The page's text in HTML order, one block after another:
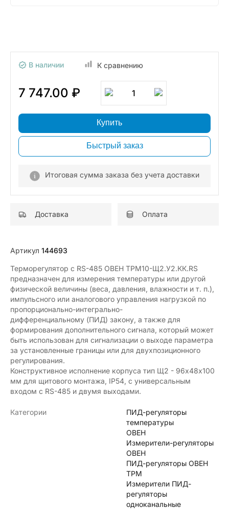
В наличии К сравнению
7 747.00 ₽ 1
Купить
Быстрый заказ
Итоговая сумма заказа без учета доставки
Доставка Оплата
Артикул 144693
Терморегулятор с RS-485 ОВЕН ТРМ10-Щ2.У2.КК.RS
предназначен для измерения температуры или другой
физической величины (веса, давления, влажности и т. п.),
импульсного или аналогового управления нагрузкой по
пропорционально-интегрально-
дифференциальному (ПИД) закону, а также для
формирования дополнительного сигнала, который может
быть использован для сигнализации о выходе параметра
за установленные границы или для двухпозиционного
регулирования.
Конструктивное исполнение корпуса тип Щ2 - 96х48х100
мм для щитового монтажа, IP54, с универсальным
входом с RS-485 и двумя выходами.
Категории
ПИД-регуляторы
температуры
ОВЕН
Измерители-регуляторы
ОВЕН
ПИД-регуляторы ОВЕН
ТРМ
Измерители ПИД-
регуляторы
одноканальные